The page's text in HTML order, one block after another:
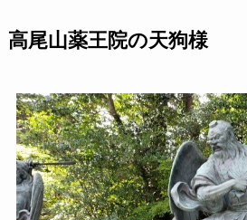
高尾山薬王院の天狗様